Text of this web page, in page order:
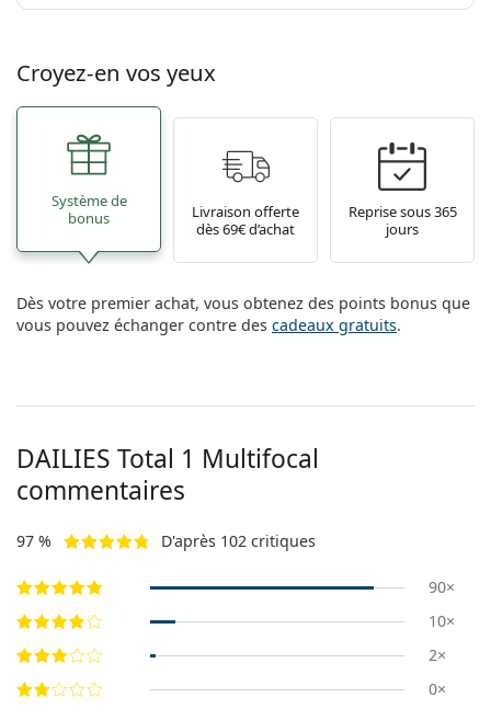
Croyez-en vos yeux
Système de
bonus
Livraison offerte
dès 69€ d’achat
Reprise sous 365
jours
Dès votre premier achat, vous obtenez des points bonus que
vous pouvez échanger contre des cadeaux gratuits.
DAILIES Total 1 Multifocal
commentaires
97 % D'après 102 critiques
90×
10×
2×
0×